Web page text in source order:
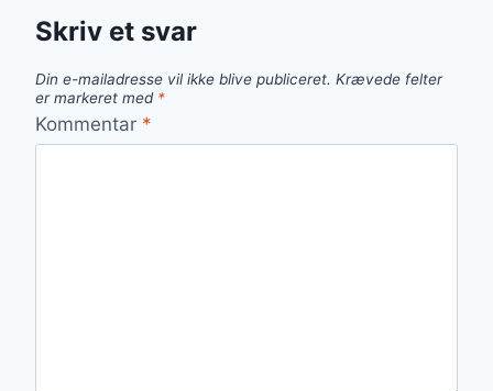
Skriv et svar
Din e-mailadresse vil ikke blive publiceret. Krævede felter
er markeret med *
Kommentar *